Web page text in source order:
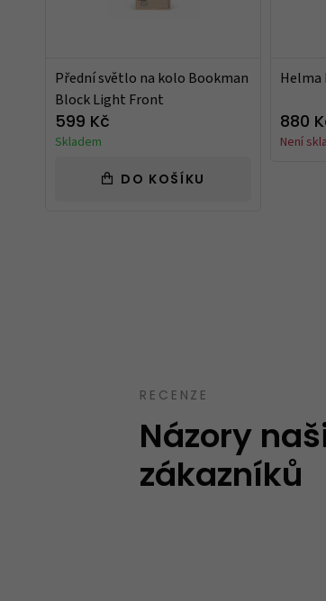
Přední světlo na kolo Bookman
Block Light Front
599 Kč
Skladem
DO KOŠÍKU
Helma
880
Není
RECENZE
Názory
zákazníků